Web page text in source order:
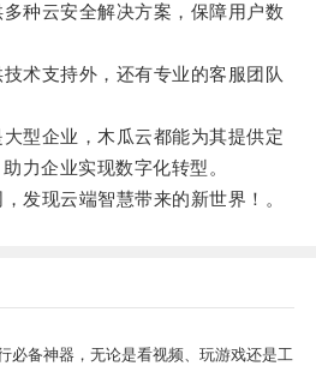
云安全解决方案，保障用户数
支持外，还有专业的客服团队
企业，木瓜云都能为其提供定
力企业实现数字化转型。
现云端智慧带来的新世界！。
必备神器，无论是看视频、玩游戏还是工